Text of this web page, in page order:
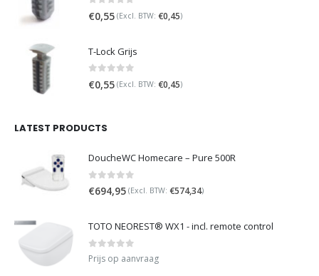
€0,55 (Excl. BTW: €0,45)
T-Lock Grijs
€0,55 (Excl. BTW: €0,45)
LATEST PRODUCTS
DoucheWC Homecare – Pure 500R
€694,95 (Excl. BTW: €574,34)
TOTO NEOREST® WX1 - incl. remote control
0 out of 5
Prijs op aanvraag